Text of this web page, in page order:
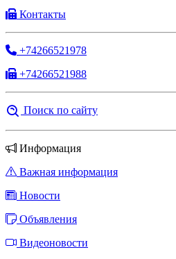
Контакты
+74266521978
+74266521988
Поиск по сайту
Информация
Важная информация
Новости
Объявления
Видеоновости